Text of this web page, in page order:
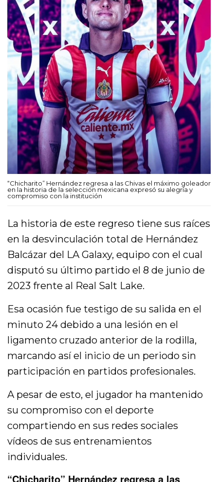
“Chicharito” Hernández regresa a las Chivas el máximo goleador
en la historia de la selección mexicana expresó su alegría y
compromiso con la institución
La historia de este regreso tiene sus raíces
en la desvinculación total de Hernández
Balcázar del LA Galaxy, equipo con el cual
disputó su último partido el 8 de junio de
2023 frente al Real Salt Lake.
Esa ocasión fue testigo de su salida en el
minuto 24 debido a una lesión en el
ligamento cruzado anterior de la rodilla,
marcando así el inicio de un periodo sin
participación en partidos profesionales.
A pesar de esto, el jugador ha mantenido
su compromiso con el deporte
compartiendo en sus redes sociales
vídeos de sus entrenamientos
individuales.
“Chicharito” Hernández regresa a las